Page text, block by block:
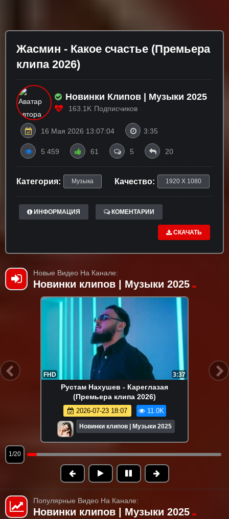
Жасмин - Какое счастье (Премьера
клипа 2026)
Новинки Клипов | Музыки 2025
163.1K Подписчиков
16 Мая 2026 13:07:04 3:35
5 459 61 5 20
Категория: Музыка Качество: 1920 X 1080
ИНФОРМАЦИЯ КОМЕНТАРИИ
СКАЧАТЬ
Новые Видео На Канале:
Новинки клипов | Музыки 2025
FHD 3:37
Рустам Нахушев - Кареглазая
(Премьера клипа 2026)
2026-07-23 18:07 11.0K
Новинки клипов | Музыки 2025
1/20
Популярные Видео На Канале:
Новинки клипов | Музыки 2025